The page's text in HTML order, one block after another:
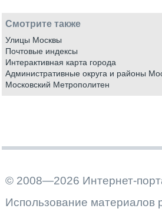
Смотрите также
Улицы Москвы
Почтовые индексы
Интерактивная карта города
Административные округа и районы
Московский Метрополитен
© 2008—2026 Интернет-
Использование материалов